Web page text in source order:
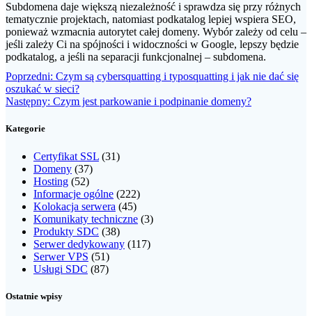
Subdomena daje większą niezależność i sprawdza się przy różnych
tematycznie projektach, natomiast podkatalog lepiej wspiera SEO,
ponieważ wzmacnia autorytet całej domeny. Wybór zależy od celu –
jeśli zależy Ci na spójności i widoczności w Google, lepszy będzie
podkatalog, a jeśli na separacji funkcjonalnej – subdomena.
Nawigacja
wpisu
Poprzedni: Poprzedni
wpis:
Czym są cybersquatting i typosquatting i jak nie dać się
oszukać w sieci?
Następny: Następny
Czym jest parkowanie i podpinanie domeny?
Kategorie
Certyfikat SSL (31)
Domeny (37)
Hosting (52)
Informacje ogólne (222)
Kolokacja serwera (45)
Komunikaty techniczne (3)
Produkty SDC (38)
Serwer dedykowany (117)
Serwer VPS (51)
Usługi SDC (87)
Ostatnie wpisy